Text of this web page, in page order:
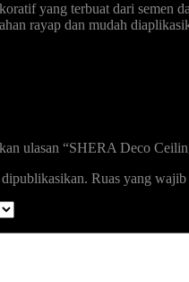
yang terbuat dari semen
rayap dan mudah
ulasan “SHERA Deco
Ruas yang wajib